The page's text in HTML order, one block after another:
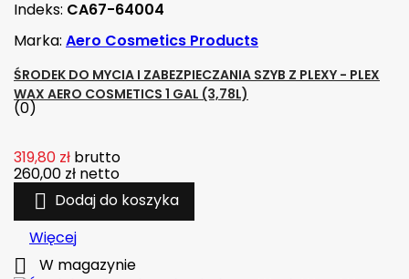
Indeks: CA67-64004
Marka: Aero Cosmetics Products
ŚRODEK DO MYCIA I ZABEZPIECZANIA SZYB Z PLEXY - PLEX
WAX AERO COSMETICS 1 GAL (3,78L)
(0)
319,80 zł brutto
260,00 zł netto
 Dodaj do koszyka
Więcej
 W magazynie